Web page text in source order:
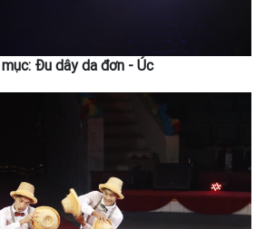
Đu dây da đơn - Úc